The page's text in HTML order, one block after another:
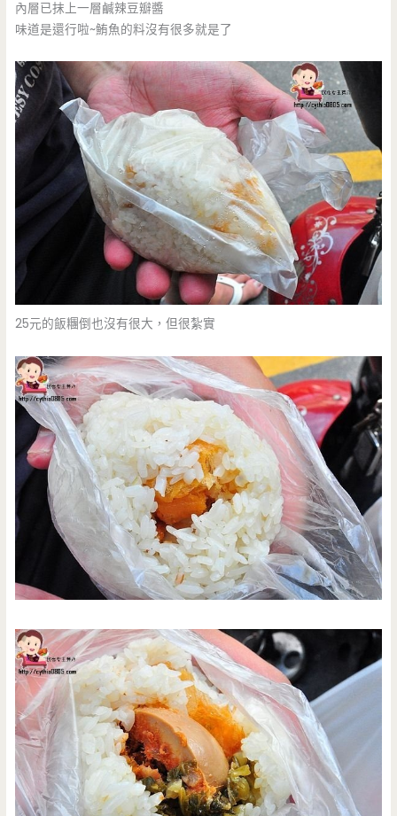
內層已抹上一層鹹辣豆瓣醬
味道是還行啦~鮪魚的料沒有很多就是了
25元的飯糰倒也沒有很大，但很紮實